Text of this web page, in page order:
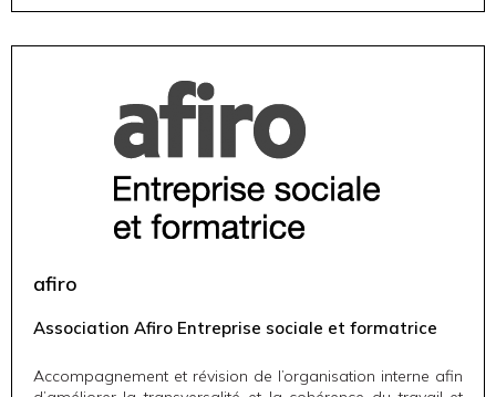
afiro
Association Afiro Entreprise sociale et formatrice
Accompagnement et révision de l’organisation interne afin